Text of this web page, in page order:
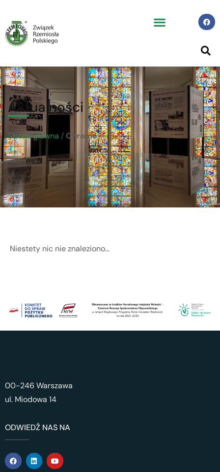
Aktualności
Strona główna / Chrome
Niestety nic nie znaleziono...
00-246 Warszawa
ul. Miodowa 14
ODWIEDŹ NAS NA